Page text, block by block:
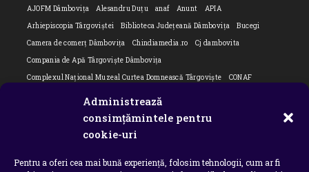
Administrează
consimțămintele pentru
cookie-uri
Pentru a oferi cea mai bună experiență, folosim tehnologii, cum ar fi
AJOFM Dâmbovița Alesandru Duțu anaf Anunt
APIA
Arhiepiscopia Târgoviștei
Biblioteca Județeană Dâmbovița
Bucegi
Camera de comerț Dâmbovița
Chindiamedia.ro
Cj dambovita
Compania de Apă Târgoviște Dâmbovița
Complexul Național Muzeal Curtea Domnească Târgoviște
CONAF
Flori Bungete
intreruperi energie electrica
ipj dambovita
MApN
Ministerul Educației ministerul sanatatii Nu-ți uita istoria